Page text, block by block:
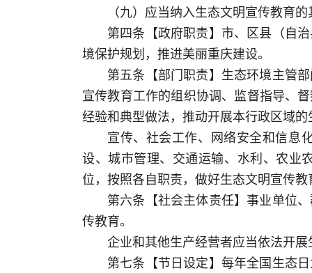
（九）应当纳入生态文明宣传教育
第四条【政府职责】市、区县（自
境保护规划，推进美丽重庆建设。
第五条【部门职责】生态环境主管
宣传教育工作的组织协调、监督指导、
经验和典型做法，推动开展本行政区域
宣传、社会工作、网络安全和信息
设、城市管理、交通运输、水利、农业
位，按照各自职责，做好生态文明宣传教
第六条【社会主体责任】事业单位
传教育。
企业和其他生产经营者应当依法开
第七条【节日设定】每年全国生态